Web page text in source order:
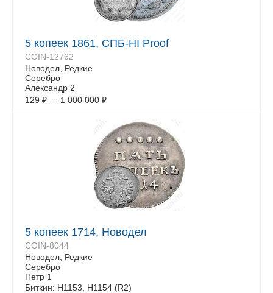
5 копеек 1861, СПБ-HI Proof
COIN-12762
Новодел, Редкие
Серебро
Александр 2
129 ₽ — 1 000 000 ₽
5 копеек 1714, Новодел
COIN-8044
Новодел, Редкие
Серебро
Петр 1
Биткин: Н1153, Н1154 (R2)